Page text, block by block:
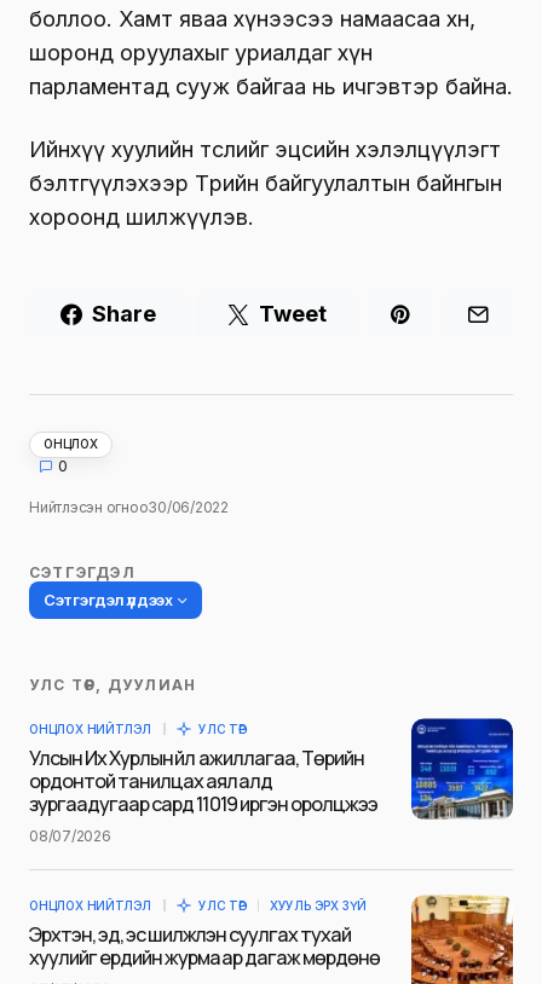
боллоо. Хамт яваа хүнээсээ намаасаа хөөнө,
шоронд оруулахыг уриалдаг хүн
парламентад сууж байгаа нь ичгэвтэр байна.
Ийнхүү хуулийн төслийг эцсийн хэлэлцүүлэгт
бэлтгүүлэхээр Төрийн байгуулалтын байнгын
хороонд шилжүүлэв.
Share Tweet
ОНЦЛОХ
0
Нийтлэсэн огноо30/06/2022
СЭТГЭГДЭЛ
Сэтгэгдэл үлдээх
Таны имэйл хаягийг нийтлэхгүй.
Шаардлагатай талбаруудыг *гэж
тэмдэглэсэн
УЛС ТӨР, ДУУЛИАН
ОНЦЛОХ НИЙТЛЭЛ УЛС ТӨР
Улсын Их Хурлын үйл ажиллагаа, Төрийн
ордонтой танилцах аялалд
зургаадугаар сард 11019 иргэн оролцжээ
08/07/2026
ОНЦЛОХ НИЙТЛЭЛ УЛС ТӨР ХУУЛЬ ЭРХ ЗҮЙ
Эрхтэн, эд, эс шилжүүлэн суулгах тухай
хуулийг ердийн журмаар дагаж мөрдөнө